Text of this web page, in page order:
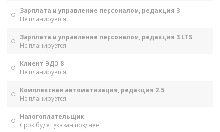
Зарплата и управление персоналом, редакция 3
Не планируется
Зарплата и управление персоналом, редакция 3 LTS
Не планируется
Клиент ЭДО 8
Не планируется
Комплексная автоматизация, редакция 2.5
Не планируется
Налогоплательщик
Срок будет указан позднее